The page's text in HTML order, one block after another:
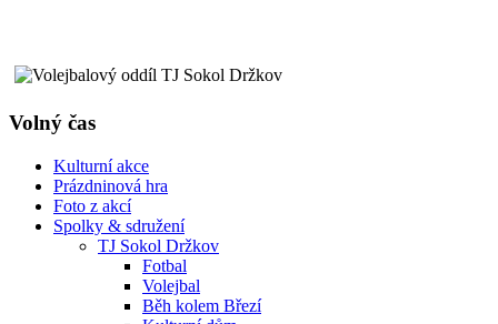
Volný čas
Kulturní akce
Prázdninová hra
Foto z akcí
Spolky & sdružení
TJ Sokol Držkov
Fotbal
Volejbal
Běh kolem Březí